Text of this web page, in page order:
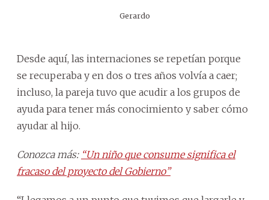
Gerardo
Desde aquí, las internaciones se repetían porque
se recuperaba y en dos o tres años volvía a caer;
incluso, la pareja tuvo que acudir a los grupos de
ayuda para tener más conocimiento y saber cómo
ayudar al hijo.
Conozca más: “Un niño que consume significa el
fracaso del proyecto del Gobierno”